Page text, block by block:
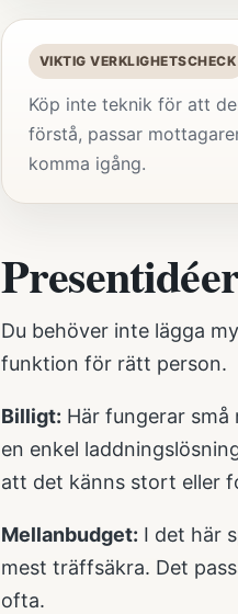
VIKTIG VERKLIGHETSCHECK
Köp inte teknik för att
förstå, passar
komma igång.
Du behöver inte lägga
funktion för rätt person.
Billigt: Här fungerar små
en enkel
att det känns stort eller
Mellanbudget: I det här
mest träffsäkra. Det
ofta.